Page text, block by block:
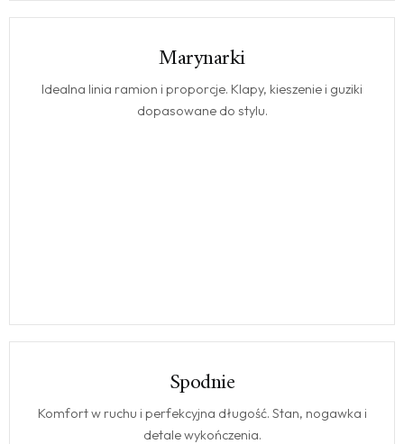
Marynarki
Idealna linia ramion i proporcje. Klapy, kieszenie i guziki
dopasowane do stylu.
Spodnie
Komfort w ruchu i perfekcyjna długość. Stan, nogawka i
detale wykończenia.